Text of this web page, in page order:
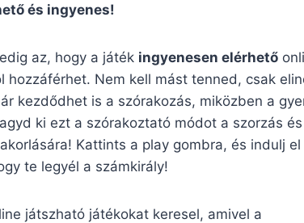
és ingyenes!
az, hogy a játék ingyenesen elérhető
hozzáférhet. Nem kell mást tenned, csak
kezdődhet is a szórakozás, miközben a
ki ezt a szórakoztató módot a szorzás és
Kattints a play gombra, és indulj el
te legyél a számkirály!
játszható játékokat keresel, amivel a